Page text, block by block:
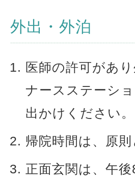
外出・外泊
医師の許可があ
ナースステーシ
出かけください。
帰院時間は、原
正面玄関は、午